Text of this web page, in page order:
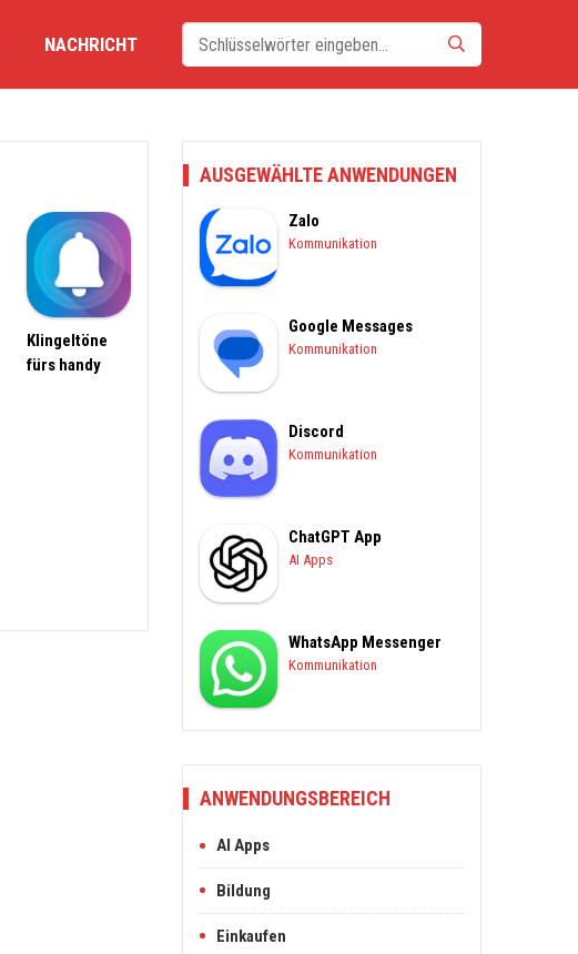
NACHRICHT
Klingeltöne
fürs handy
AUSGEWÄHLTE ANWENDUNGEN
Zalo
Kommunikation
Google Messages
Kommunikation
Discord
Kommunikation
ChatGPT App
AI Apps
WhatsApp Messenger
Kommunikation
ANWENDUNGSBEREICH
AI Apps
Bildung
Einkaufen